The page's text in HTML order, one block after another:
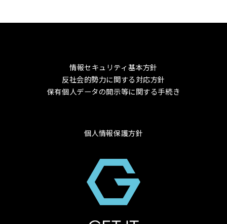
情報セキュリティ基本方針
反社会的勢力に関する対応方針
保有個人データの開示等に関する手続き
個人情報保護方針